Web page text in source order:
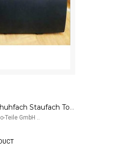
Ablagefach Handschuhfach Staufach Toyota Avensis 55550-05070 faurecia 33126M
Teile GmbH ..